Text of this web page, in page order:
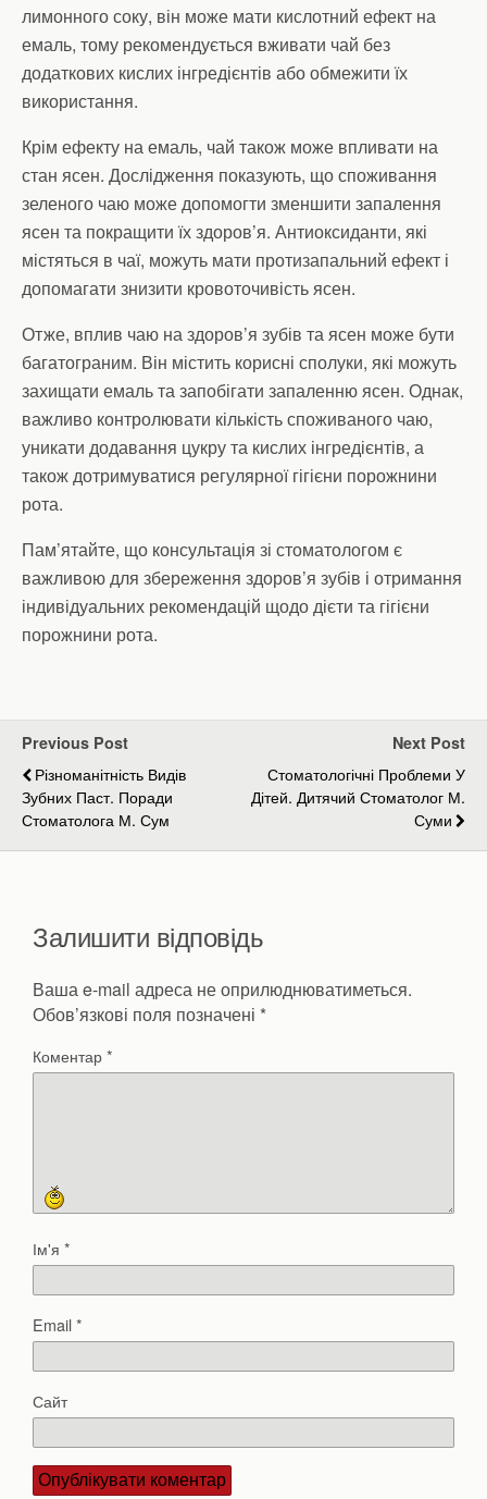
лимонного соку, він може мати кислотний ефект на
емаль, тому рекомендується вживати чай без
додаткових кислих інгредієнтів або обмежити їх
використання.
Крім ефекту на емаль, чай також може впливати на
стан ясен. Дослідження показують, що споживання
зеленого чаю може допомогти зменшити запалення
ясен та покращити їх здоров’я. Антиоксиданти, які
містяться в чаї, можуть мати протизапальний ефект і
допомагати знизити кровоточивість ясен.
Отже, вплив чаю на здоров’я зубів та ясен може бути
багатограним. Він містить корисні сполуки, які можуть
захищати емаль та запобігати запаленню ясен. Однак,
важливо контролювати кількість споживаного чаю,
уникати додавання цукру та кислих інгредієнтів, а
також дотримуватися регулярної гігієни порожнини
рота.
Пам’ятайте, що консультація зі стоматологом є
важливою для збереження здоров’я зубів і отримання
індивідуальних рекомендацій щодо дієти та гігієни
порожнини рота.
Previous Post
Різноманітність Видів
Зубних Паст. Поради
Стоматолога М. Сум
Next Post
Стоматологічні Проблеми У
Дітей. Дитячий Стоматолог М.
Суми
Залишити відповідь
Ваша e-mail адреса не оприлюднюватиметься.
Обов’язкові поля позначені *
Коментар*
Ім'я *
Email*
Сайт